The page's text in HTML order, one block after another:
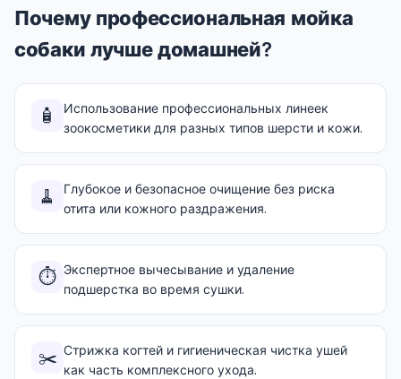
Почему профессиональная мойка
собаки лучше домашней?
🧴
Использование профессиональных линеек
зоокосметики для разных типов шерсти и кожи.
🧹
Глубокое и безопасное очищение без риска
отита или кожного раздражения.
⏱️ Экспертное вычесывание и удаление
подшерстка во время сушки.
✂️ Стрижка когтей и гигиеническая чистка ушей
как часть комплексного ухода.